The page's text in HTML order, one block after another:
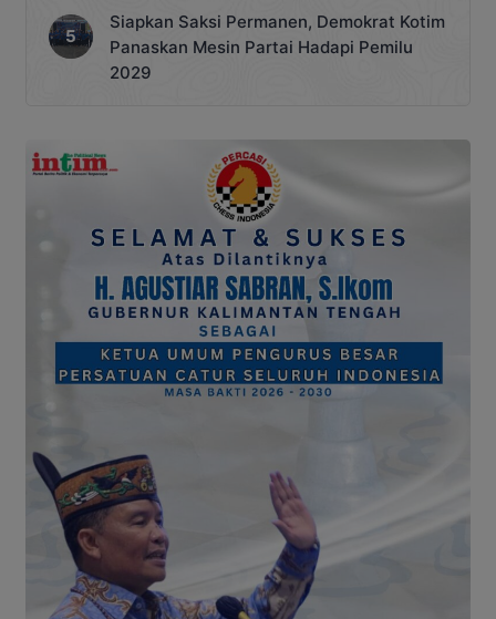
Siapkan Saksi Permanen, Demokrat Kotim
Panaskan Mesin Partai Hadapi Pemilu
2029